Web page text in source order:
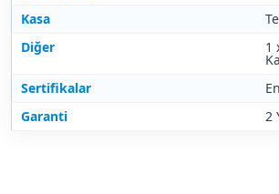
Kasa
Diğer
1
Sertifikalar
Garanti
2